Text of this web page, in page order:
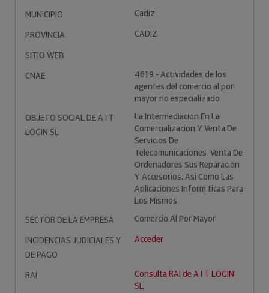
MUNICIPIO
Cadiz
PROVINCIA
CADIZ
SITIO WEB
CNAE
4619 - Actividades de los
agentes del comercio al por
mayor no especializado
OBJETO SOCIAL DE A I T
LOGIN SL
La Intermediacion En La
Comercializacion Y Venta De
Servicios De
Telecomunicaciones. Venta De
Ordenadores Sus Reparacion
Y Accesorios, Asi Como Las
Aplicaciones Inform.ticas Para
Los Mismos.
SECTOR DE LA EMPRESA
Comercio Al Por Mayor
INCIDENCIAS JUDICIALES Y
DE PAGO
Acceder
RAI
Consulta RAI de A I T LOGIN
SL